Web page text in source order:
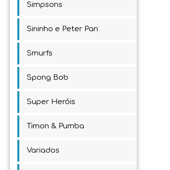
Simpsons
Sininho e Peter Pan
Smurfs
Spong Bob
Super Heróis
Timon & Pumba
Variados